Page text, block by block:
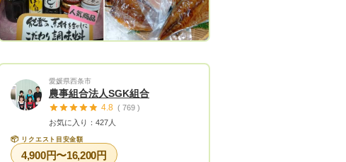
愛媛県西条市
農事組合法人SGK組合
4.8 ( 769 )
お気に入り：427人
📦 リクエスト目安金額
4,900円〜16,200円